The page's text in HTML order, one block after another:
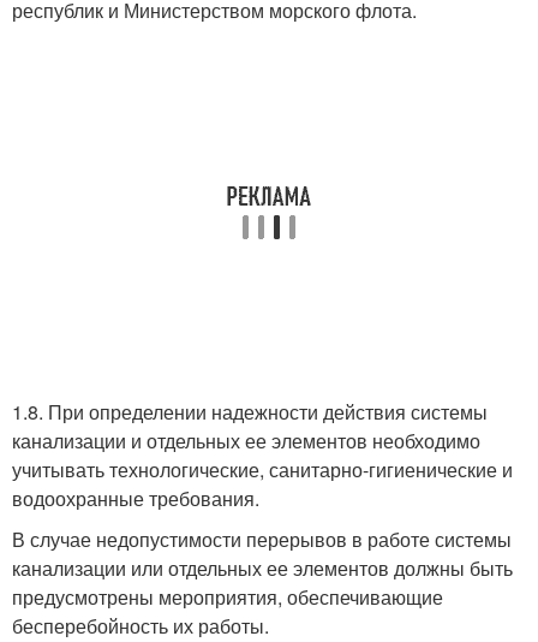
республик и Министерством морского флота.
1.8. При определении надежности действия системы
канализации и отдельных ее элементов необходимо
учитывать технологические, санитарно-гигиенические и
водоохранные требования.
В случае недопустимости перерывов в работе системы
канализации или отдельных ее элементов должны быть
предусмотрены мероприятия, обеспечивающие
бесперебойность их работы.